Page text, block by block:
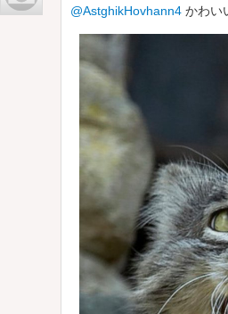
@AstghikHovhann4 かわい